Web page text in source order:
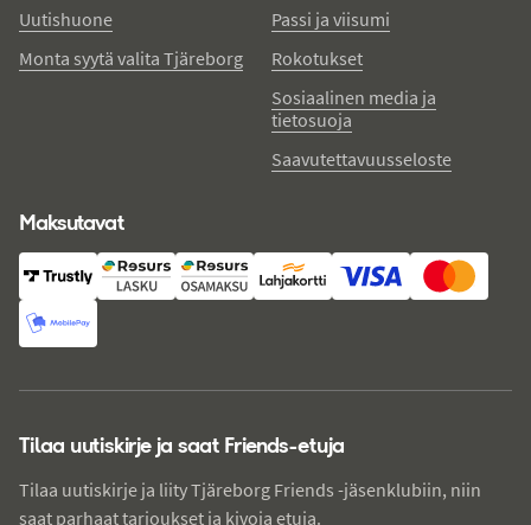
Uutishuone
Monta syytä valita Tjäreborg
Passi ja viisumi
Rokotukset
Sosiaalinen media ja
tietosuoja
Saavutettavuusseloste
Maksutavat
Tilaa uutiskirje ja saat Friends-etuja
Tilaa uutiskirje ja liity Tjäreborg Friends -jäsenklubiin, niin
saat parhaat tarjoukset ja kivoja etuja.